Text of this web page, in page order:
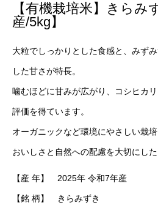
【有機栽培米】きらみ
産/5kg】
大粒でしっかりとした食感と、みず
した甘さが特長。
噛むほどに甘みが広がり、コシヒカ
評価を得ています。
オーガニックなど環境にやさしい栽培
おいしさと自然への配慮を大切にした
【産 年】 2025年 令和7年産
【銘 柄】 きらみずき